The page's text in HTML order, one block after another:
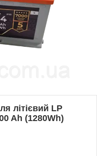
літієвий LP
Ah (1280Wh)